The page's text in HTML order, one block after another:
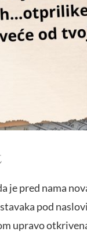
je pred nama
pod
upravo